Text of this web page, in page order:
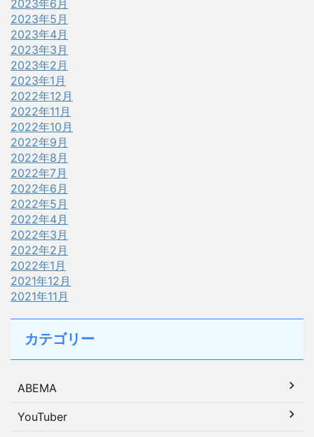
2023年6月
2023年5月
2023年4月
2023年3月
2023年2月
2023年1月
2022年12月
2022年11月
2022年10月
2022年9月
2022年8月
2022年7月
2022年6月
2022年5月
2022年4月
2022年3月
2022年2月
2022年1月
2021年12月
2021年11月
カテゴリー
ABEMA
YouTuber